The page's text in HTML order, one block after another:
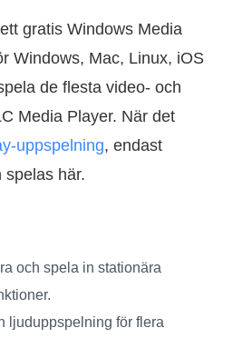
gratis Windows Media
Windows, Mac, Linux, iOS
de flesta video- och
Media Player. När det
uppspelning, endast
spelas här.
och spela in stationära
ljuduppspelning för flera